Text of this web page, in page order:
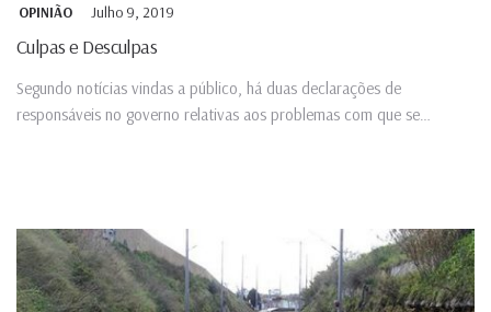
OPINIÃO Julho 9, 2019
Culpas e Desculpas
Segundo notícias vindas a público, há duas declarações de
responsáveis no governo relativas aos problemas com que se